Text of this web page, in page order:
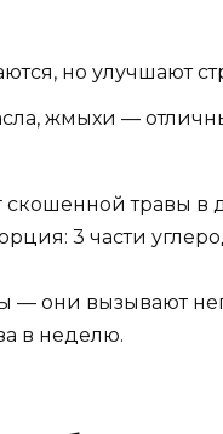
но улучшают
жмыхи —
травы в
3 части
— они вызывают
в неделю.